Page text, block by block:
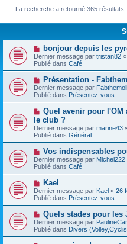
La recherche a retourné 365 résultats
N
o
u
v
e
a
u
m
e
s
s
a
g
e
bonjour depuis les
Dernier message par tristan82 «
Publié dans Café
N
o
u
v
a
u
m
e
s
s
g
e
Présentation -
Dernier message par
Publié dans Présentez-vous
N
u
v
e
a
u
m
e
s
s
a
g
e
Quel avenir pour l'OM
le club ?
Dernier message par marine43
Publié dans Général
N
o
u
v
e
a
u
m
e
s
s
a
g
Vos indispensables
Dernier message par Michel222
Publié dans Café
N
o
u
v
a
u
m
e
Kael
Dernier message par Kael « 26
Publié dans Présentez-vous
N
o
u
v
Quels stades pour les
Dernier message par
Publié dans Divers